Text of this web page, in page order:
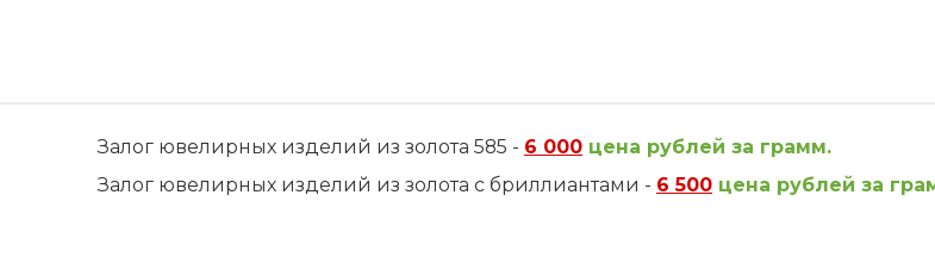
Залог ювелирных изделий из золота 585 - 6 000 цена рублей за грамм.
Залог ювелирных изделий из золота с бриллиантами - 6 500 цена рублей за